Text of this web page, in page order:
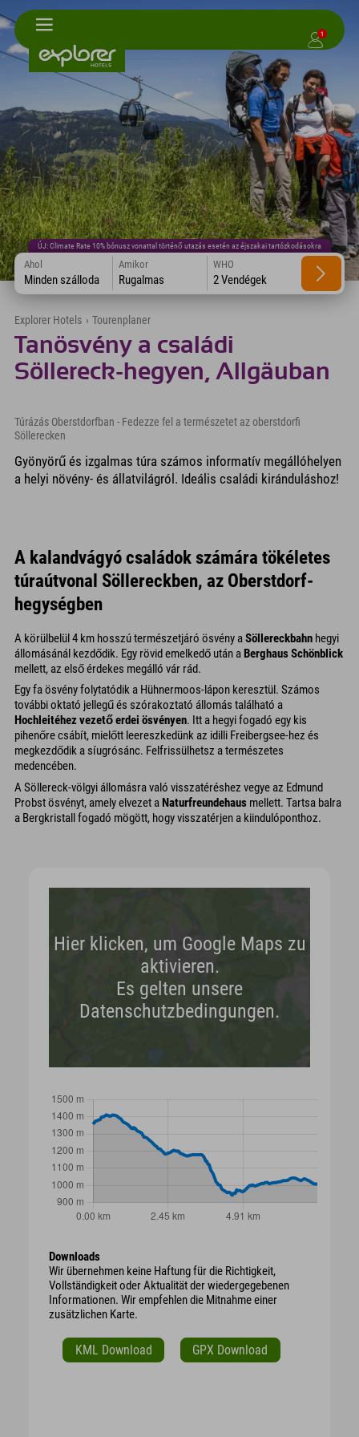
1
ÚJ: Climate Rate 10% bónusz vonattal történő utazás esetén az éjszakai tartózkodásokra
Ahol
Minden szálloda
Amikor
Rugalmas
WHO
2 Vendégek
Explorer Hotels › Tourenplaner
Tanösvény a családi
Söllereck-hegyen, Allgäuban
Túrázás Oberstdorfban - Fedezze fel a természetet az oberstdorfi
Söllerecken
Gyönyörű és izgalmas túra számos informatív megállóhelyen
a helyi növény- és állatvilágról. Ideális családi kiránduláshoz!
A kalandvágyó családok számára tökéletes
túraútvonal Söllereckben, az Oberstdorf-
hegységben
A körülbelül 4 km hosszú természetjáró ösvény aSöllereckbahn hegyi
állomásánál kezdődik. Egy rövid emelkedő után aBerghaus Schönblick
mellett, az első érdekes megálló vár rád.
Egy fa ösvény folytatódik a Hühnermoos-lápon keresztül. Számos
további oktató jellegű és szórakoztató állomás található a
Hochleitéhez vezető erdei ösvényen. Itt a hegyi fogadó egy kis
pihenőre csábít, mielőtt leereszkedünk az idilli Freibergsee-hez és
megkezdődik a síugrósánc. Felfrissülhetsz a természetes
medencében.
A Söllereck-völgyi állomásra való visszatéréshez vegye az Edmund
Probst ösvényt, amely elvezet aNaturfreundehaus mellett. Tartsa balra
a Bergkristall fogadó mögött, hogy visszatérjen a kiindulóponthoz.
Hier klicken, um Google Maps zu
aktivieren.
Es gelten unsere
Datenschutzbedingungen.
Downloads
Wir übernehmen keine Haftung für die Richtigkeit,
Vollständigkeit oder Aktualität der wiedergegebenen
Informationen. Wir empfehlen die Mitnahme einer
zusätzlichen Karte.
KML Download GPX Download